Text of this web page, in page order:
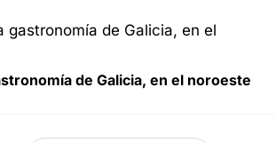
de Galicia, en el noroeste